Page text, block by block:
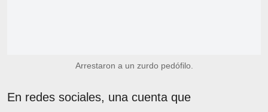
Arrestaron a un zurdo pedófilo.
En redes sociales, una cuenta que